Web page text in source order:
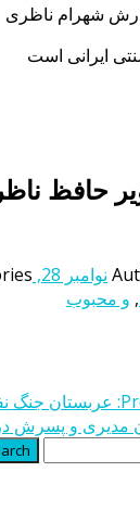
شهرام ناظری
ایرانی است
حافظ
نوامبر 28, 2016
, و محبوب
عربستان جنگ
مدیری و پسرش